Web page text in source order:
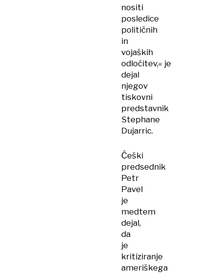
nositi
posledice
političnih
in
vojaških
odločitev,« je
dejal
njegov
tiskovni
predstavnik
Stephane
Dujarric.
Češki
predsednik
Petr
Pavel
je
medtem
dejal,
da
je
kritiziranje
ameriškega